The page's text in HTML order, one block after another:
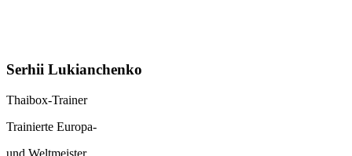
Serhii Lukianchenko
Thaibox-Trainer
Trainierte Europa-
und Weltmeister